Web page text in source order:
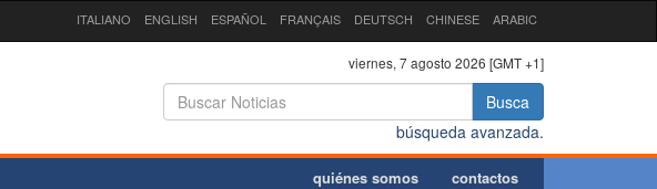
ITALIANO ENGLISH ESPAÑOL FRANÇAIS DEUTSCH CHINESE ARABIC
viernes, 7 agosto 2026 [GMT +1]
Busca
búsqueda avanzada.
quiénes somos contactos